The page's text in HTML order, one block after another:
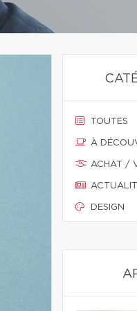
TOUTES
À
ACHAT /
DESIGN